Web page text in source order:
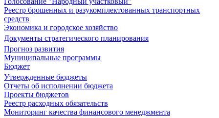
Реестр брошенных и разукомплектованных транспортных
средств
Экономика и городское хозяйство
Документы стратегического планирования
Прогноз развития
Муниципальные программы
Бюджет
Утвержденные бюджеты
Отчеты об исполнении бюджета
Проекты бюджетов
Реестр расходных обязательств
Мониторинг качества финансового менеджмента